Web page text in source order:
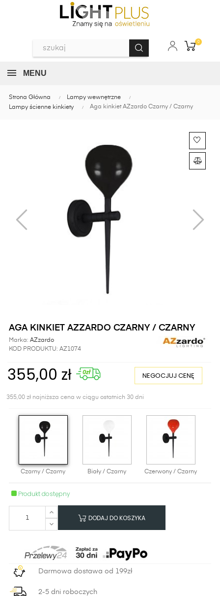
0
MENU
Strona Główna
Lampy wewnętrzne
Lampy ścienne kinkiety
Aga kinkiet AZzardo Czarny / Czarny
AGA KINKIET AZZARDO CZARNY / CZARNY
Marka: AZzardo
KOD PRODUKTU: AZ1074
355,00 zł NEGOCJUJ CENĘ
355,00 zł najniższa cena w ciągu ostatnich 30 dni
Czarny / Czarny Biały / Czarny Czerwony / Czarny
Produkt dostępny
DODAJ DO KOSZYKA
Darmowa dostawa od 199zł
2-5 dni roboczych